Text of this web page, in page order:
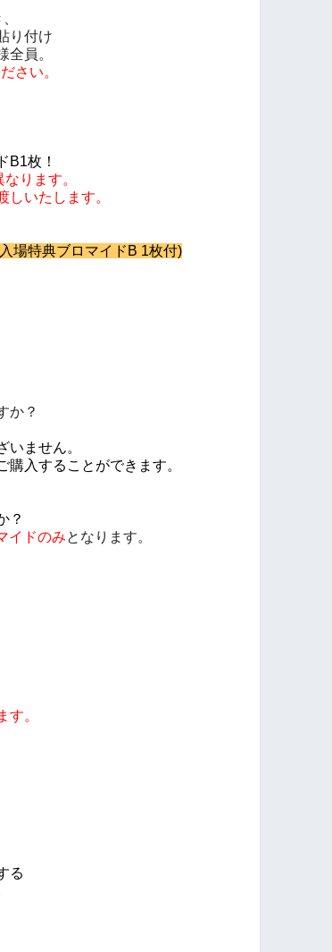
り付け
全員。
さい。
B1枚！
ります。
いたします。
場特典ブロマイドB 1枚付)
か？
ません。
購入することができます。
？
イドのみとなります。
す。
る